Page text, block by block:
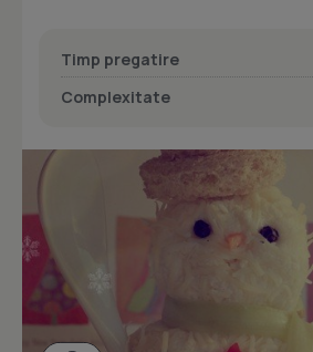
Timp pregatire
Complexitate